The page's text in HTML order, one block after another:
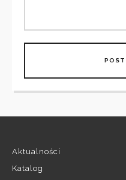
Aktualności
Katalog